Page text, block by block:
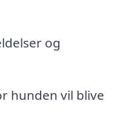
og
hunden vil blive